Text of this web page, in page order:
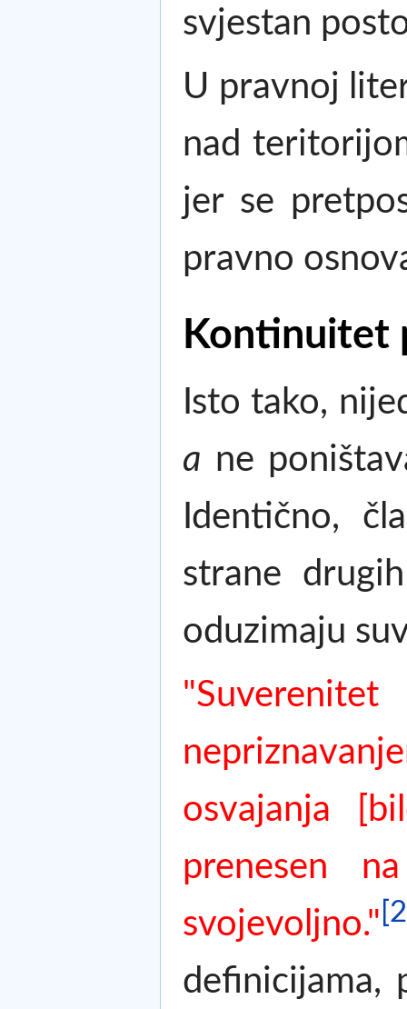
svjestan
U pravnoj
nad
jer se
pravno
Kontinuitet
Isto tako,
a ne
Identično,
strane
oduzimaju
osvajanja
prenesen
svojevoljno."
definicijama,